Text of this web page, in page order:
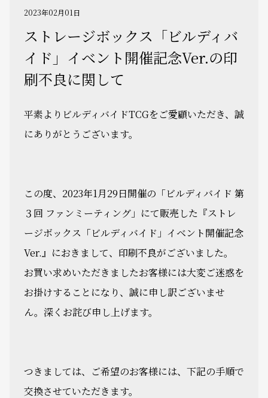
2023年02月01日
ストレージボックス「ビルディバ
イド」イベント開催記念Ver.の印
刷不良に関して
平素よりビルディバイドTCGをご愛顧いただき、誠
にありがとうございます。
この度、2023年1月29日開催の「ビルディバイド 第
３回 ファンミーティング」にて販売した『ストレ
ージボックス「ビルディバイド」イベント開催記念
Ver.』におきまして、印刷不良がございました。
お買い求めいただきましたお客様には大変ご迷惑を
お掛けすることになり、誠に申し訳ございませ
ん。深くお詫び申し上げます。
つきましては、ご希望のお客様には、下記の手順で
交換させていただきます。